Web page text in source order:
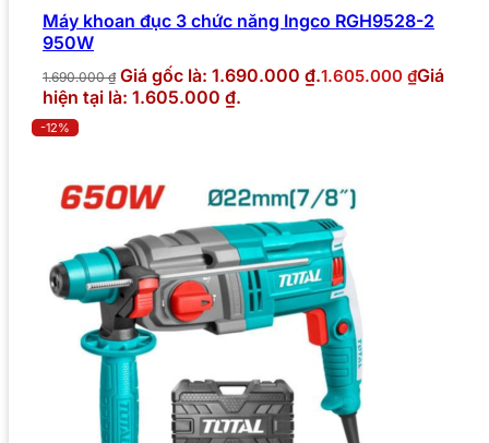
Máy khoan đục 3 chức năng Ingco RGH9528-2
950W
1.690.000₫ Giá gốc là: 1.690.000 ₫.1.605.000 ₫Giá
hiện tại là: 1.605.000 ₫.
-12%